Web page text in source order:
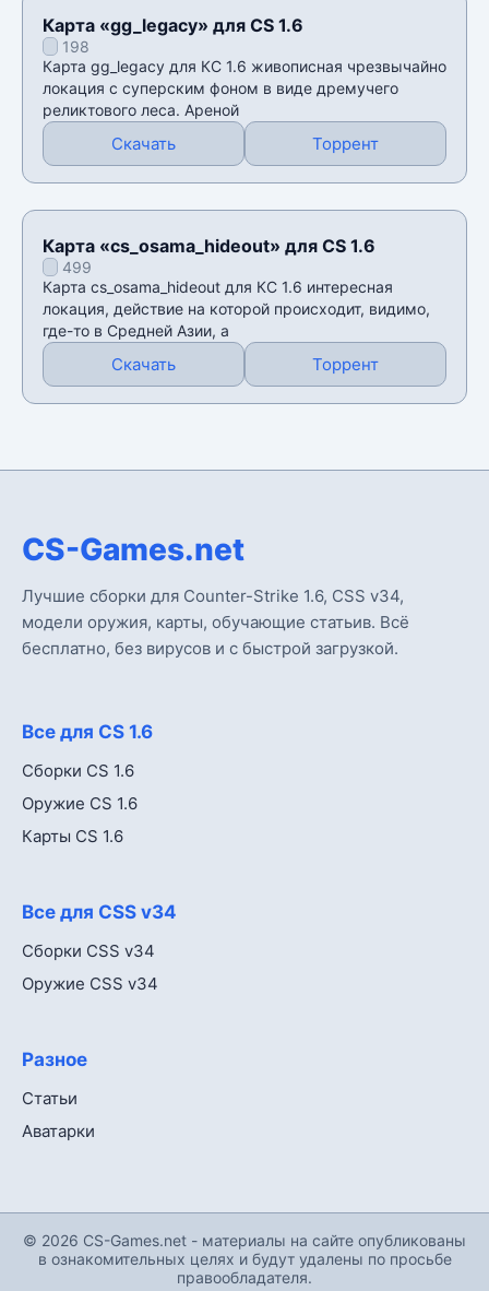
Карта «gg_legacy» для CS 1.6
198
Карта gg_legacy для КС 1.6 живописная чрезвычайно
локация с суперским фоном в виде дремучего
реликтового леса. Ареной
Скачать Торрент
Карта «cs_osama_hideout» для CS 1.6
499
Карта cs_osama_hideout для КС 1.6 интересная
локация, действие на которой происходит, видимо,
где-то в Средней Азии, а
Скачать Торрент
CS-Games.net
Лучшие сборки для Counter-Strike 1.6, CSS v34,
модели оружия, карты, обучающие статьив. Всё
бесплатно, без вирусов и с быстрой загрузкой.
Все для CS 1.6
Сборки CS 1.6
Оружие CS 1.6
Карты CS 1.6
Все для CSS v34
Сборки CSS v34
Оружие CSS v34
Разное
Статьи
Аватарки
© 2026 CS-Games.net - материалы на сайте опубликованы
в ознакомительных целях и будут удалены по просьбе
правообладателя.